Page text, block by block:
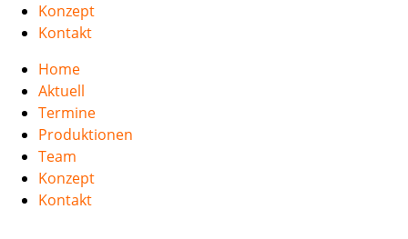
Konzept
Kontakt
Home
Aktuell
Termine
Produktionen
Team
Konzept
Kontakt